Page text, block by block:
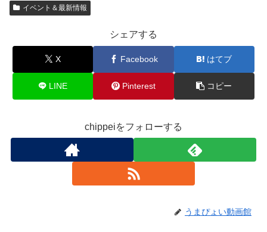
イベント＆最新情報
シェアする
X Facebook はてブ
LINE Pinterest コピー
chippeiをフォローする
うまぴょい動画館